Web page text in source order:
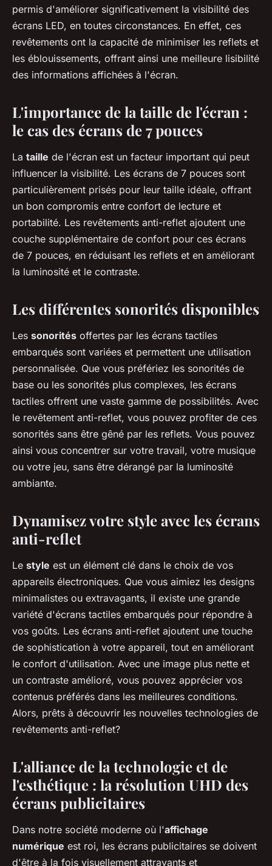
permis d'améliorer significativement la visibilité des
écrans LED, en toutes circonstances. En effet, ces
revêtements ont la capacité de minimiser les reflets et
les éblouissements, offrant ainsi une meilleure lisibilité
des informations affichées à l'écran.
L'importance de la taille de l'écran :
le cas des écrans de 7 pouces
La taille de l'écran est un facteur important qui peut
influencer la visibilité. Les écrans de 7 pouces sont
particulièrement prisés pour leur taille idéale, offrant
un bon compromis entre confort de lecture et
portabilité. Les revêtements anti-reflet ajoutent une
couche supplémentaire de confort pour ces écrans
de 7 pouces, en réduisant les reflets et en améliorant
la luminosité et le contraste.
Les différentes sonorités disponibles
Les sonorités offertes par les écrans tactiles
embarqués sont variées et permettent une utilisation
personnalisée. Que vous préfériez les sonorités de
base ou les sonorités plus complexes, les écrans
tactiles offrent une vaste gamme de possibilités. Avec
le revêtement anti-reflet, vous pouvez profiter de ces
sonorités sans être gêné par les reflets. Vous pouvez
ainsi vous concentrer sur votre travail, votre musique
ou votre jeu, sans être dérangé par la luminosité
ambiante.
Dynamisez votre style avec les écrans
anti-reflet
Le style est un élément clé dans le choix de vos
appareils électroniques. Que vous aimiez les designs
minimalistes ou extravagants, il existe une grande
variété d'écrans tactiles embarqués pour répondre à
vos goûts. Les écrans anti-reflet ajoutent une touche
de sophistication à votre appareil, tout en améliorant
le confort d'utilisation. Avec une image plus nette et
un contraste amélioré, vous pouvez apprécier vos
contenus préférés dans les meilleures conditions.
Alors, prêts à découvrir les nouvelles technologies de
revêtements anti-reflet?
L'alliance de la technologie et de
l'esthétique : la résolution UHD des
écrans publicitaires
Dans notre société moderne où l'affichage
numérique est roi, les écrans publicitaires se doivent
d'être à la fois visuellement attrayants et